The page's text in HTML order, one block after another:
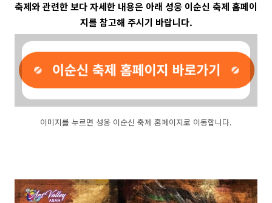
축제와 관련한 보다 자세한 내용은 아래 성웅 이순신 축제 홈페이
지를 참고해 주시기 바랍니다.
이미지를 누르면 성웅 이순신 축제 홈페이지로 이동합니다.